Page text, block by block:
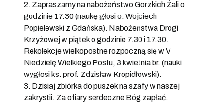
2. Zapraszamy na nabożeństwo Gorzkich Żali o
godzinie 17.30 (naukę głosi o. Wojciech
Popielewski z Gdańska). Nabożeństwa Drogi
Krzyżowej w piątek o godzinie 7.30 i 17.30.
Rekolekcje wielkopostne rozpoczną się w V
Niedzielę Wielkiego Postu, 3 kwietnia br. (nauki
wygłosi ks. prof. Zdzisław Kropidłowski).
3. Dzisiaj zbiórka do puszek na szafy w naszej
zakrystii. Za ofiary serdeczne Bóg zapłać.